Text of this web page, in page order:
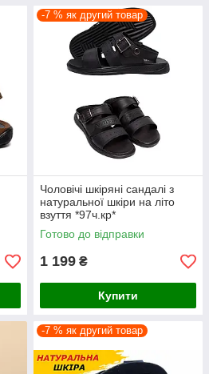
-7 % як другий товар
Чоловічі шкіряні сандалі з
натуральної шкіри на літо
взуття *97ч.кр*
Готово до відправки
1 199 ₴
Купити
-7 % як другий товар